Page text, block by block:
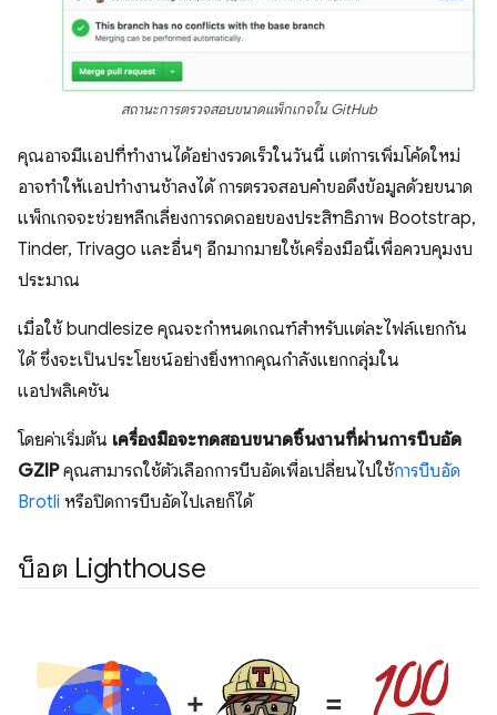
สถานะการตรวจสอบขนาดแพ็กเกจใน GitHub
คุณอาจมีแอปที่ทำงานได้อย่างรวดเร็วในวันนี้ แต่การเพิ่มโค้ดใหม่
อาจทำให้แอปทำงานช้าลงได้ การตรวจสอบคำขอดึงข้อมูลด้วยขนาด
แพ็กเกจจะช่วยหลีกเลี่ยงการถดถอยของประสิทธิภาพ Bootstrap,
Tinder, Trivago และอื่นๆ อีกมากมายใช้เครื่องมือนี้เพื่อควบคุมงบ
ประมาณ
เมื่อใช้ bundlesize คุณจะกำหนดเกณฑ์สำหรับแต่ละไฟล์แยกกัน
ได้ ซึ่งจะเป็นประโยชน์อย่างยิ่งหากคุณกำลังแยกกลุ่มใน
แอปพลิเคชัน
โดยค่าเริ่มต้น เครื่องมือจะทดสอบขนาดชิ้นงานที่ผ่านการบีบอัด
GZIPคุณสามารถใช้ตัวเลือกการบีบอัดเพื่อเปลี่ยนไปใช้การบีบอัด
Brotli หรือปิดการบีบอัดไปเลยก็ได้
บ็อต Lighthouse